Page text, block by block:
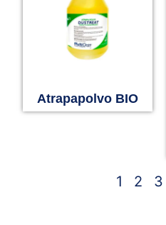
Atrapapolvo BIO
1 2 3